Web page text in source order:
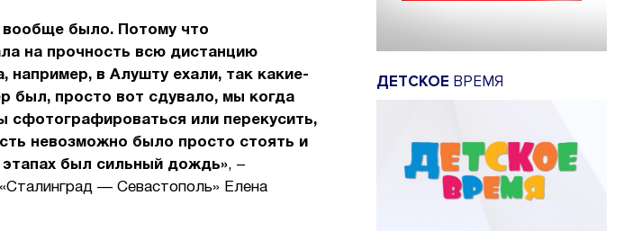
было. Потому что
на прочность всю дистанцию
например, в Алушту ехали, так какие-
был, просто вот сдувало, мы когда
сфотографироваться или перекусить,
невозможно было просто стоять и
этапах был сильный дождь», –
— Севастополь» Елена
ДЕТСКОЕ ВРЕМЯ